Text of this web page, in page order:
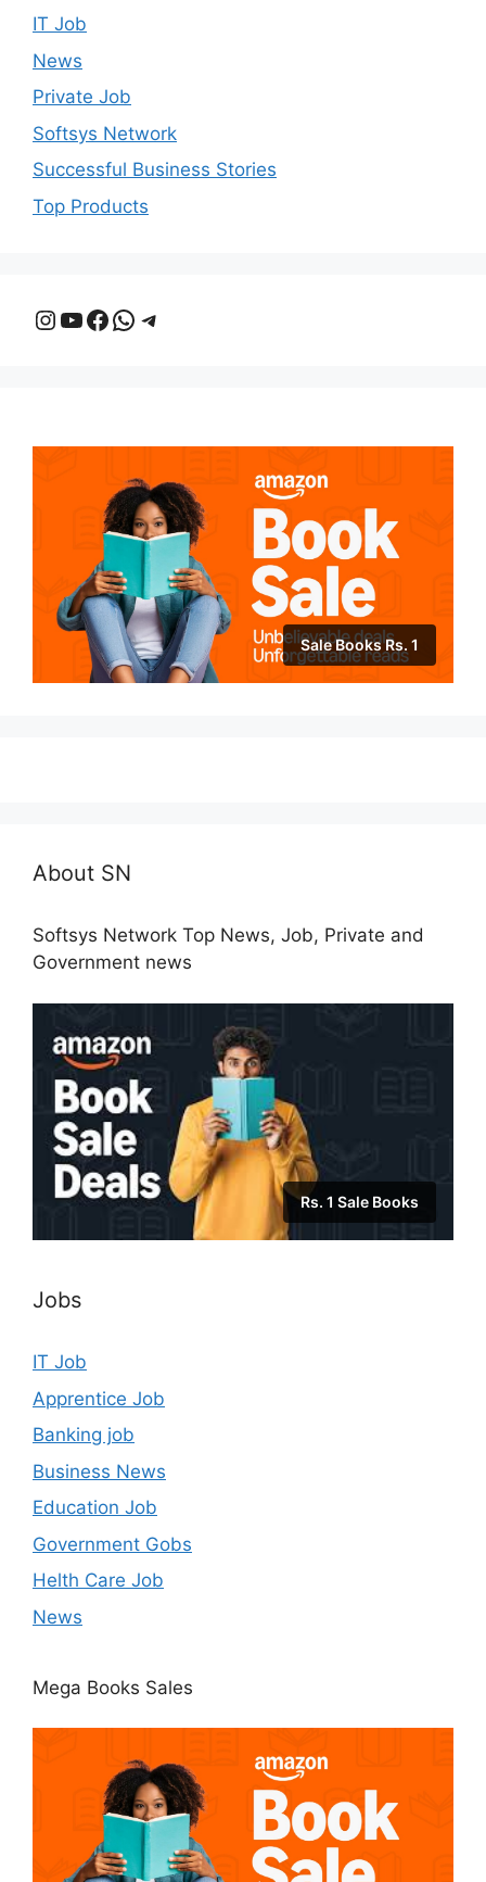
IT Job
News
Private Job
Softsys Network
Successful Business Stories
Top Products
Instagram
YouTube
Facebook
WhatsApp
Telegram
Sale Books Rs. 1
About SN
Softsys Network Top News, Job, Private and
Government news
Rs. 1 Sale Books
Jobs
IT Job
Apprentice Job
Banking job
Business News
Education Job
Government Gobs
Helth Care Job
News
Mega Books Sales